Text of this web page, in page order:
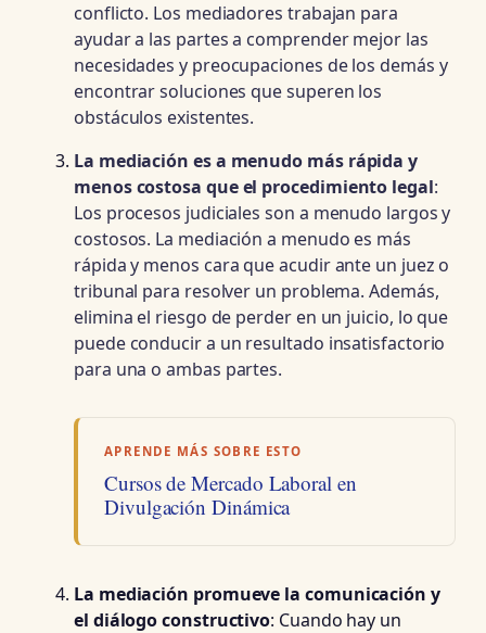
conflicto. Los mediadores trabajan para
ayudar a las partes a comprender mejor las
necesidades y preocupaciones de los demás y
encontrar soluciones que superen los
obstáculos existentes.
La mediación es a menudo más rápida y
menos costosa que el procedimiento legal:
Los procesos judiciales son a menudo largos y
costosos. La mediación a menudo es más
rápida y menos cara que acudir ante un juez o
tribunal para resolver un problema. Además,
elimina el riesgo de perder en un juicio, lo que
puede conducir a un resultado insatisfactorio
para una o ambas partes.
APRENDE MÁS SOBRE ESTO
Cursos de Mercado Laboral en
Divulgación Dinámica
La mediación promueve la comunicación y
el diálogo constructivo: Cuando hay un